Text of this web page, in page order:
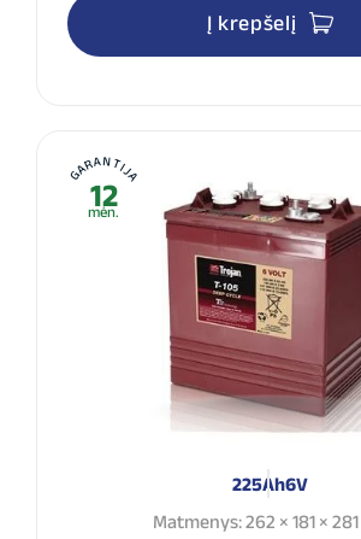
Į krepšelį
GARANTIJA
12
mėn.
225Ah6V
Matmenys: 262 × 181 ×